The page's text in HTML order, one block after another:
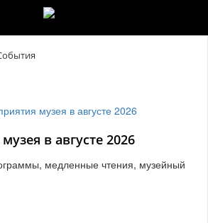
в августе 2026
медленные чтения, музейный